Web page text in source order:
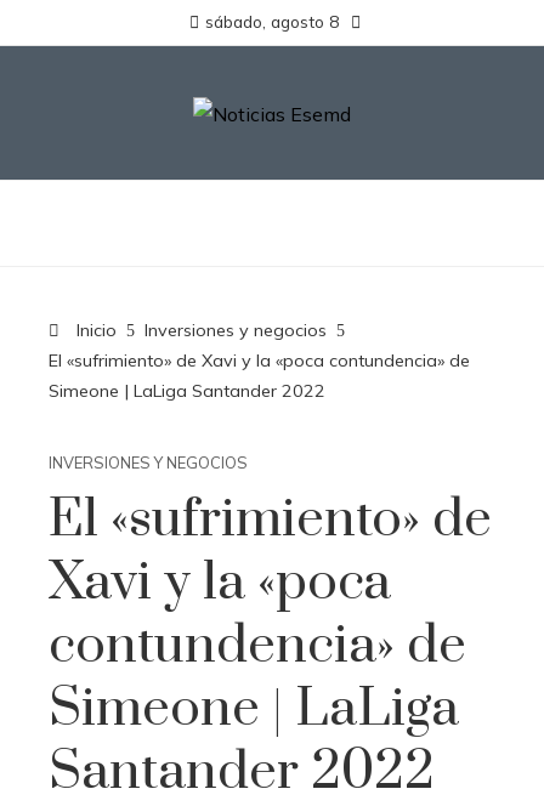
sábado, agosto 8
Inicio
Inversiones y negocios
El «sufrimiento» de Xavi y la «poca contundencia» de
Simeone | LaLiga Santander 2022
INVERSIONES Y NEGOCIOS
El «sufrimiento» de
Xavi y la «poca
contundencia» de
Simeone | LaLiga
Santander 2022